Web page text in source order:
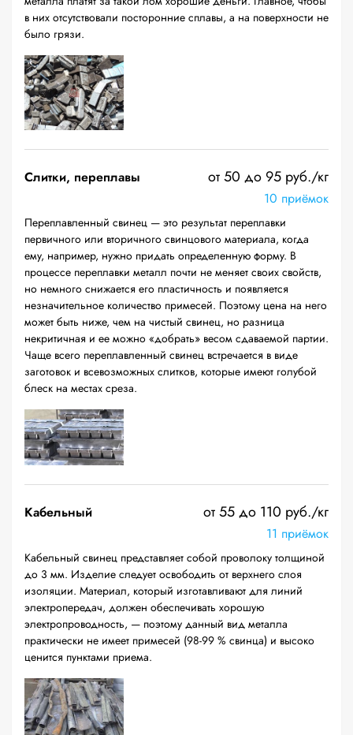
в них отсутствовали посторонние сплавы, а на поверхности не
было грязи.
Слитки, переплавы от 50 до 95 руб./кг
10 приёмок
Переплавленный свинец — это результат переплавки
первичного или вторичного свинцового материала, когда
ему, например, нужно придать определенную форму. В
процессе переплавки металл почти не меняет своих свойств,
но немного снижается его пластичность и появляется
незначительное количество примесей. Поэтому цена на него
может быть ниже, чем на чистый свинец, но разница
некритичная и ее можно «добрать» весом сдаваемой партии.
Чаще всего переплавленный свинец встречается в виде
заготовок и всевозможных слитков, которые имеют голубой
блеск на местах среза.
Кабельный от 55 до 110 руб./кг
11 приёмок
Кабельный свинец представляет собой проволоку толщиной
до 3 мм. Изделие следует освободить от верхнего слоя
изоляции. Материал, который изготавливают для линий
электропередач, должен обеспечивать хорошую
электропроводность, — поэтому данный вид металла
практически не имеет примесей (98-99 % свинца) и высоко
ценится пунктами приема.